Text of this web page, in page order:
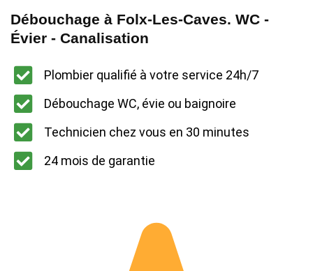
Débouchage à Folx-Les-Caves. WC -
Évier - Canalisation
Plombier qualifié à votre service 24h/7
Débouchage WC, évie ou baignoire
Technicien chez vous en 30 minutes
24 mois de garantie